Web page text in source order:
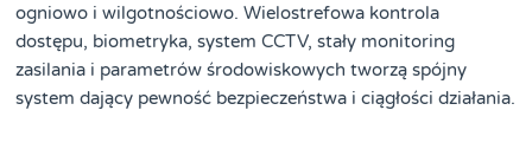
ogniowo i wilgotnościowo. Wielostrefowa kontrola
dostępu, biometryka, system CCTV, stały monitoring
zasilania i parametrów środowiskowych tworzą spójny
system dający pewność bezpieczeństwa i ciągłości działania.